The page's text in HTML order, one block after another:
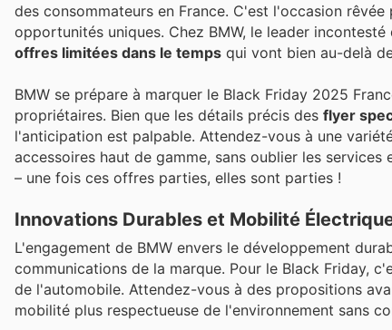
des consommateurs en France. C'est l'occasion
opportunités uniques. Chez BMW, le leader
offres limitées dans le temps qui vont bien au-delà
BMW se prépare à marquer le Black Friday 2025
propriétaires. Bien que les détails précis des flyer
l'anticipation est palpable. Attendez-vous à une
accessoires haut de gamme, sans oublier les
– une fois ces offres parties, elles sont parties !
Innovations Durables et Mobilité
L'engagement de BMW envers le développement
communications de la marque. Pour le Black Friday,
de l'automobile. Attendez-vous à des propositions
mobilité plus respectueuse de l'environnement sans